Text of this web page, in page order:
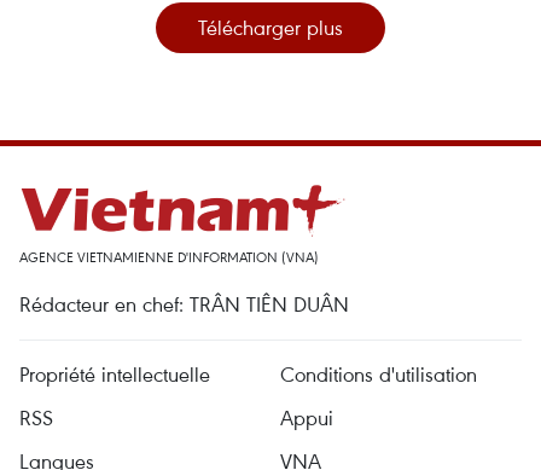
Télécharger plus
AGENCE VIETNAMIENNE D'INFORMATION (VNA)
Rédacteur en chef: TRÂN TIÊN DUÂN
Propriété intellectuelle
Conditions d'utilisation
RSS
Appui
Langues
VNA